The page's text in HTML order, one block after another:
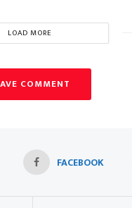
LOAD MORE
COMMENT
FACEBOOK